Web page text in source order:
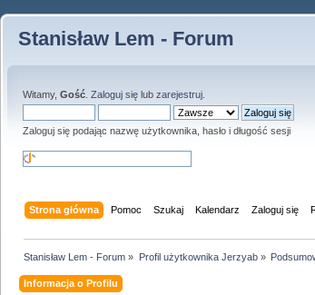
Stanisław Lem - Forum
Witamy, Gość Zaloguj się lub zarejestruj
Zaloguj się podając nazwę użytkownika, hasło i długość sesji
Strona główna Pomoc Szukaj Kalendarz Zaloguj się
Stanisław Lem - Forum » Profil użytkownika Jerzyab»
Informacja o Profilu